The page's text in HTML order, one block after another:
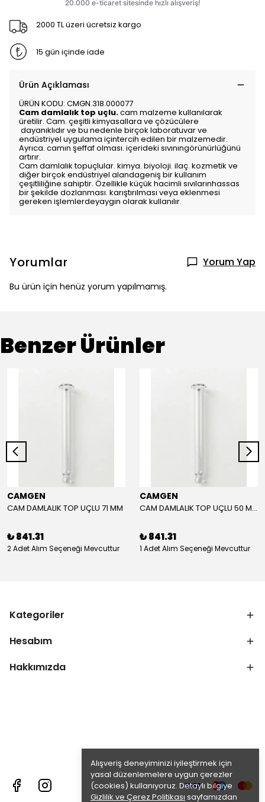
Alışveriş deneyiminizi iyileştirmek için
yasal düzenlemelere uygun çerezler
(cookies) kullanıyoruz. Detaylı bilgiye
Gizlilik ve Çerez Politikası sayfamızdan
2000 TL üzeri ücretsiz kargo
15 gün içinde iade
Ürün Açıklaması
ÜRÜN KODU: CMGN.318.000077
Cam damlalık top uçlu.cam malzeme kullanılarak
üretilir. Cam. çeşitli kimyasallara ve çözücülere
dayanıklıdır ve bu nedenle birçok laboratuvar ve
endüstriyel uygulama içintercih edilen bir malzemedir.
Ayrıca. camın şeffaf olması. içerideki sıvınıngörünürlüğünü
artırır.
Cam damlalık topuçlular. kimya. biyoloji. ilaç. kozmetik ve
diğer birçok endüstriyel alandageniş bir kullanım
çeşitliliğine sahiptir. Özellikle küçük hacimli sıvılarınhassas
bir şekilde dozlanması. karıştırılması veya eklenmesi
gereken işlemlerdeyaygın olarak kullanılır.
Yorumlar Yorum Yap
Bu ürün için henüz yorum yapılmamış.
Benzer Ürünler
CAMGEN
CAM DAMLALIK TOP UÇLU 71 MM
₺ 841.31
2 Adet Alım Seçeneği Mevcuttur
CAMGEN
CAM DAMLALIK TOP UÇLU 50 MM
₺ 841.31
1 Adet Alım Seçeneği Mevcuttur
Kategoriler
Hesabım
Hakkımızda